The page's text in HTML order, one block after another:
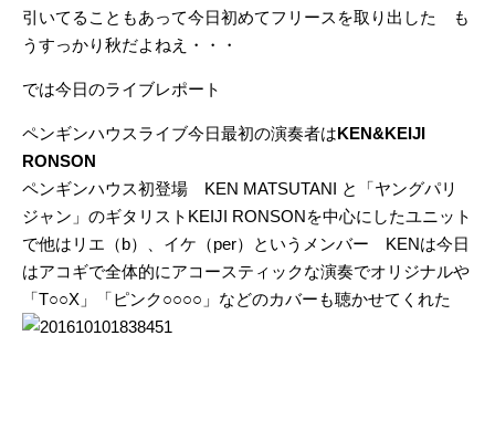
引いてることもあって今日初めてフリースを取り出した も
うすっかり秋だよねえ・・・
では今日のライブレポート
ペンギンハウスライブ今日最初の演奏者はKEN&KEIJI
RONSON
ペンギンハウス初登場 KEN MATSUTANI と「ヤングパリ
ジャン」のギタリストKEIJI RONSONを中心にしたユニット
で他はリエ（b）、イケ（per）というメンバー KENは今日
はアコギで全体的にアコースティックな演奏でオリジナルや
「T○○X」「ピンク○○○○」などのカバーも聴かせてくれた